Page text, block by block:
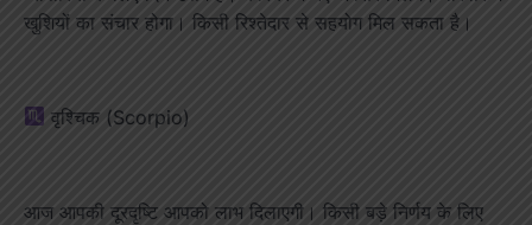
खुशियों का संचार होगा। किसी रिश्तेदार से सहयोग मिल सकता है।
वृश्चिक (Scorpio)
आज आपकी दूरदृष्टि आपको लाभ दिलाएगी। किसी बड़े निर्णय के लिए